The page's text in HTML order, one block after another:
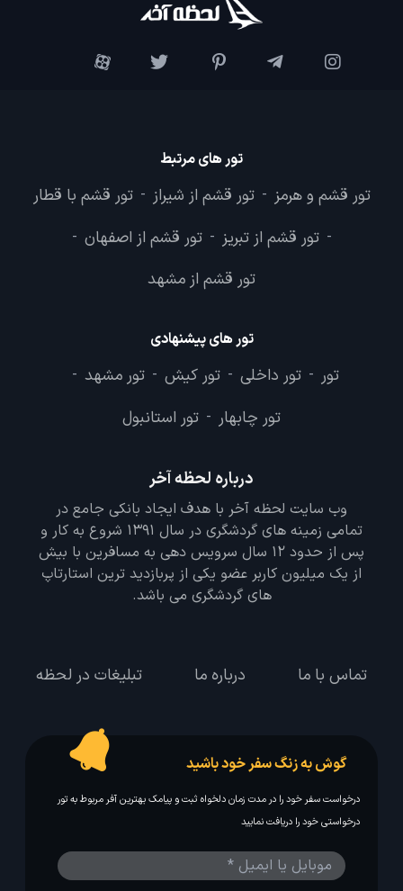
تور های مرتبط
تور قشم و هرمز - تور قشم از شیراز - تور قشم با قطار
- تور قشم از تبریز - تور قشم از اصفهان -
تور قشم از مشهد
تور های پیشنهادی
تور - تور داخلی - تور کیش - تور مشهد -
تور چابهار - تور استانبول
درباره لحظه آخر
وب سایت لحظه آخر با هدف ایجاد بانکی جامع در
تمامی زمینه های گردشگری در سال 1391 شروع به کار و
پس از حدود 12 سال سرویس دهی به مسافرین با بیش
از یک میلیون کاربر عضو یکی از پربازدید ترین استارتاپ
های گردشگری می باشد.
تماس با ما درباره ما تبلیغات در لحظه
گوش به زنگ سفر خود باشید
درخواست سفر خود را در مدت زمان دلخواه ثبت و پیامک بهترین آفر مربوط به تور
درخواستی خود را دریافت نمایید